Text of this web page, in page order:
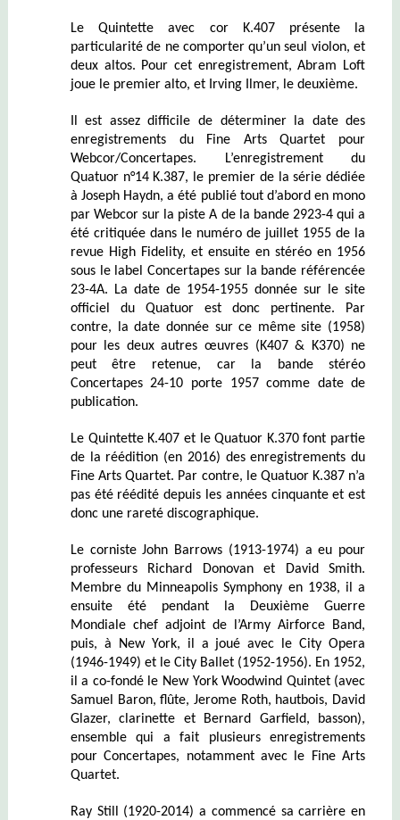
Le Quintette avec cor K.407 présente la
particularité de ne comporter qu’un seul violon, et
deux altos. Pour cet enregistrement, Abram Loft
joue le premier alto, et Irving Ilmer, le deuxième.
Il est assez difficile de déterminer la date des
enregistrements du Fine Arts Quartet pour
Webcor/Concertapes. L’enregistrement du
Quatuor n°14 K.387, le premier de la série dédiée
à Joseph Haydn, a été publié tout d’abord en mono
par Webcor sur la piste A de la bande 2923-4 qui a
été critiquée dans le numéro de juillet 1955 de la
revue High Fidelity, et ensuite en stéréo en 1956
sous le label Concertapes sur la bande référencée
23-4A. La date de 1954-1955 donnée sur le site
officiel du Quatuor est donc pertinente. Par
contre, la date donnée sur ce même site (1958)
pour les deux autres œuvres (K407 & K370) ne
peut être retenue, car la bande stéréo
Concertapes 24-10 porte 1957 comme date de
publication.
Le Quintette K.407 et le Quatuor K.370 font partie
de la réédition (en 2016) des enregistrements du
Fine Arts Quartet. Par contre, le Quatuor K.387 n’a
pas été réédité depuis les années cinquante et est
donc une rareté discographique.
Le corniste John Barrows (1913-1974) a eu pour
professeurs Richard Donovan et David Smith.
Membre du Minneapolis Symphony en 1938, il a
ensuite été pendant la Deuxième Guerre
Mondiale chef adjoint de l’Army Airforce Band,
puis, à New York, il a joué avec le City Opera
(1946-1949) et le City Ballet (1952-1956). En 1952,
il a co-fondé le New York Woodwind Quintet (avec
Samuel Baron, flûte, Jerome Roth, hautbois, David
Glazer, clarinette et Bernard Garfield, basson),
ensemble qui a fait plusieurs enregistrements
pour Concertapes, notamment avec le Fine Arts
Quartet.
Ray Still (1920-2014) a commencé sa carrière en